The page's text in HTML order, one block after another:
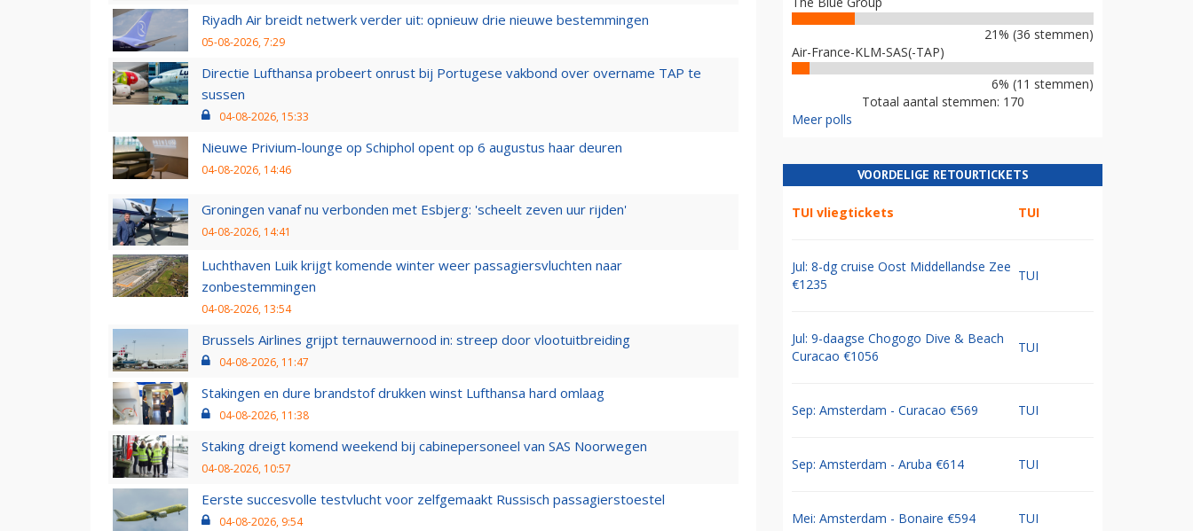
Riyadh Air breidt netwerk verder uit: opnieuw drie nieuwe bestemmingen
05-08-2026, 7:29
Directie Lufthansa probeert onrust bij Portugese vakbond over overname TAP te
sussen
04-08-2026, 15:33
Nieuwe Privium-lounge op Schiphol opent op 6 augustus haar deuren
04-08-2026, 14:46
Groningen vanaf nu verbonden met Esbjerg: 'scheelt zeven uur rijden'
04-08-2026, 14:41
Luchthaven Luik krijgt komende winter weer passagiersvluchten naar
zonbestemmingen
04-08-2026, 13:54
Brussels Airlines grijpt ternauwernood in: streep door vlootuitbreiding
04-08-2026, 11:47
Stakingen en dure brandstof drukken winst Lufthansa hard omlaag
04-08-2026, 11:38
Staking dreigt komend weekend bij cabinepersoneel van SAS Noorwegen
04-08-2026, 10:57
Eerste succesvolle testvlucht voor zelfgemaakt Russisch passagierstoestel
04-08-2026, 9:54
21% (36 stemmen)
Air-France-KLM-SAS(-TAP)
6% (11 stemmen)
Totaal aantal stemmen: 170
Meer polls
VOORDELIGE RETOURTICKETS
TUI vliegtickets TUI
Jul: 8-dg cruise Oost Middellandse Zee
€1235
TUI
Jul: 9-daagse Chogogo Dive & Beach
Curacao €1056
TUI
Sep: Amsterdam - Curacao €569 TUI
Sep: Amsterdam - Aruba €614 TUI
Mei: Amsterdam - Bonaire €594 TUI